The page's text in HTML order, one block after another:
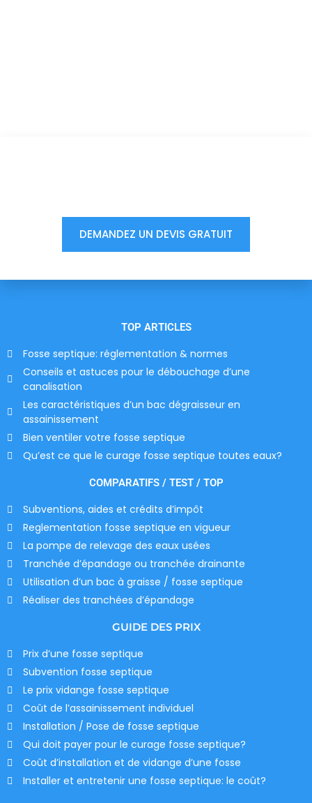
DEMANDEZ UN DEVIS GRATUIT
TOP ARTICLES
Fosse septique: réglementation & normes
Conseils et astuces pour le débouchage d’une
canalisation
Les caractéristiques d’un bac dégraisseur en
assainissement
Bien ventiler votre fosse septique
Qu’est ce que le curage fosse septique toutes eaux?
COMPARATIFS / TEST / TOP
Subventions, aides et crédits d’impôt
Reglementation fosse septique en vigueur
La pompe de relevage des eaux usées
Tranchée d’épandage ou tranchée drainante
Utilisation d’un bac à graisse / fosse septique
Réaliser des tranchées d’épandage
GUIDE DES PRIX
Prix d’une fosse septique
Subvention fosse septique
Le prix vidange fosse septique
Coût de l’assainissement individuel
Installation / Pose de fosse septique
Qui doit payer pour le curage fosse septique?
Coût d’installation et de vidange d’une fosse
Installer et entretenir une fosse septique: le coût?